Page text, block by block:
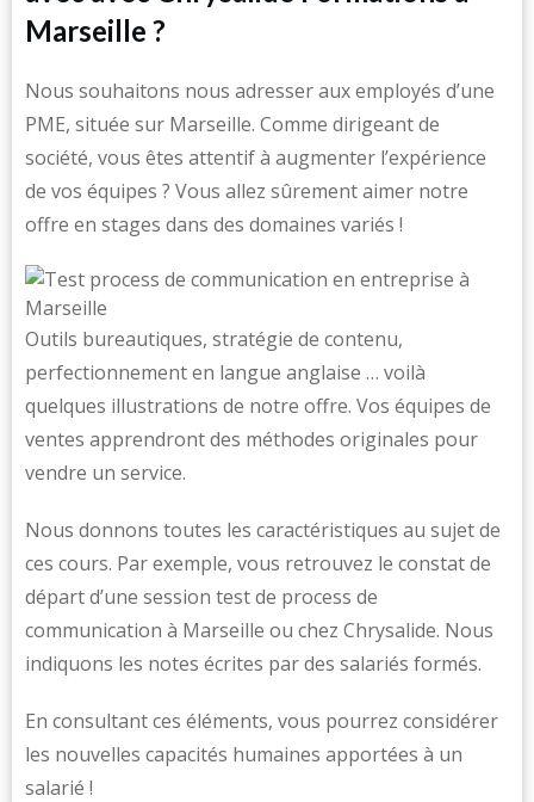
Marseille ?
Nous souhaitons nous adresser aux employés d’une
PME, située sur Marseille. Comme dirigeant de
société, vous êtes attentif à augmenter l’expérience
de vos équipes ? Vous allez sûrement aimer notre
offre en stages dans des domaines variés !
Outils bureautiques, stratégie de contenu,
perfectionnement en langue anglaise … voilà
quelques illustrations de notre offre. Vos équipes de
ventes apprendront des méthodes originales pour
vendre un service.
Nous donnons toutes les caractéristiques au sujet de
ces cours. Par exemple, vous retrouvez le constat de
départ d’une session test de process de
communication à Marseille ou chez Chrysalide. Nous
indiquons les notes écrites par des salariés formés.
En consultant ces éléments, vous pourrez considérer
les nouvelles capacités humaines apportées à un
salarié !